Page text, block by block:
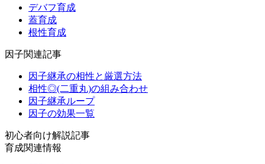
デバフ育成
蓋育成
根性育成
因子関連記事
因子継承の相性と厳選方法
相性◎(二重丸)の組み合わせ
因子継承ループ
因子の効果一覧
初心者向け解説記事
育成関連情報